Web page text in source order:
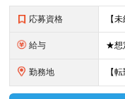
応募資格
給与
勤務地